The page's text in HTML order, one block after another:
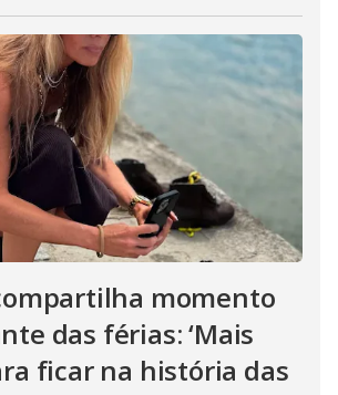
momento
das férias: ‘Mais
ficar na história das